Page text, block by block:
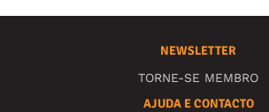
NEWSLETTER
TORNE-SE MEMBRO
AJUDA E CONTACTO